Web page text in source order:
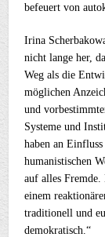
befeuert von
Irina
nicht lange her,
Weg als die
möglichen
und
Systeme und
haben an
humanistischen
auf alles
einem
traditionell und
demokratisch.“